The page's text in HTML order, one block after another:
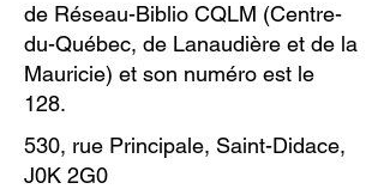
de Réseau-Biblio CQLM (Centre-
du-Québec, de Lanaudière et de la
Mauricie) et son numéro est le
128.
530, rue Principale, Saint-Didace,
J0K 2G0